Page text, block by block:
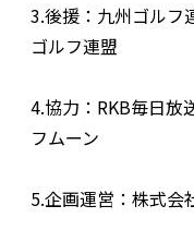
3.後援：九州ゴルフ
ゴルフ連盟
4.協力：RKB毎日放
フムーン
5.企画運営：株式会